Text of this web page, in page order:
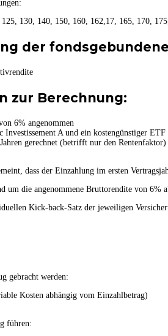
130, 140, 150, 160, 162,17, 165, 170,
der
zur Berechnung:
6% angenommen
Investissement A und ein kostengünstiger
gerechnet (betrifft nur den Rentenfaktor)
dass der Einzahlung im ersten
um die angenommene Bruttorendite von
Kick-back-Satz der jeweiligen
gebracht werden:
Kosten abhängig vom Einzahlbetrag)
führen: